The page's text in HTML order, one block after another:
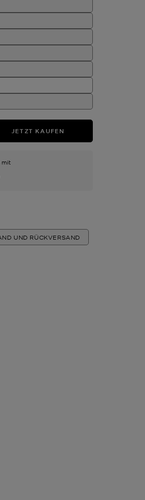
JETZT KAUFEN
mit
UND RÜCKVERSAND